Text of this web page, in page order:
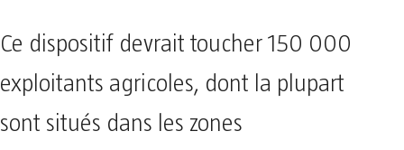
Ce dispositif devrait toucher 150 000
exploitants agricoles, dont la plupart
sont situés dans les zones